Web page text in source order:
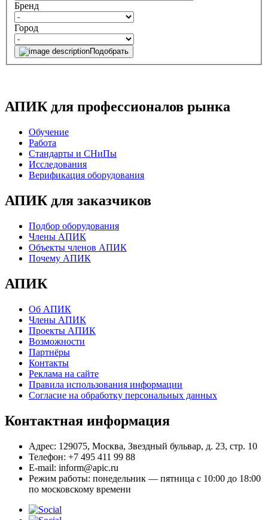
Бренд
Город
Подобрать
АПИК для профессионалов рынка
Обучение
Работа
Стандарты и СНиПы
Исследования
Верификация оборудования
АПИК для заказчиков
Подбор оборудования
Члены АПИК
Объекты членов АПИК
Почему АПИК
АПИК
Об АПИК
Члены АПИК
Проекты АПИК
Возможности
Партнёры
Контакты
Реклама на сайте
Правила использования информации
Согласие на обработку персональных данных
Контактная информация
Адрес: 129075, Москва, Звездный бульвар, д. 23, стр. 10
Телефон: +7 495 411 99 88
E-mail: inform@apic.ru
Режим работы: понедельник — пятница с 10:00 до 18:00
по московскому времени